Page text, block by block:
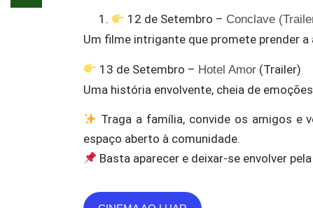
12 de Setembro – Conclave
Um filme intrigante que promete prender
13 de Setembro – Hotel Amor(Trailer)
Uma história envolvente, cheia de
Traga a família, convide os amigos e
espaço aberto à comunidade.
Basta aparecer e deixar-se envolver